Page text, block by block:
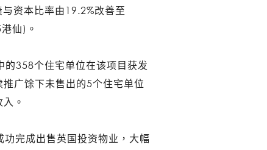
资本比率由19.2%改善至
仙)。
358个住宅单位在该项目获发
广馀下未售出的5个住宅单位
。
完成出售英国投资物业，大幅